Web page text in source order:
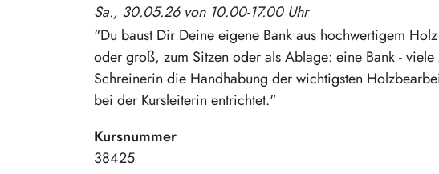
Sa., 30.05.26 von 10.00-17.00 Uhr
"Du baust Dir Deine eigene Bank aus hochwertigem
oder groß, zum Sitzen oder als Ablage: eine Bank -
Schreinerin die Handhabung der wichtigsten
bei der Kursleiterin entrichtet."
Kursnummer
38425